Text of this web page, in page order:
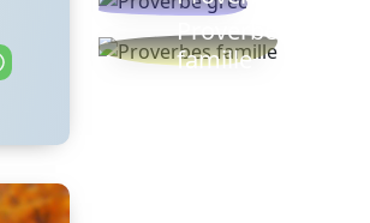
Proverbes
famille